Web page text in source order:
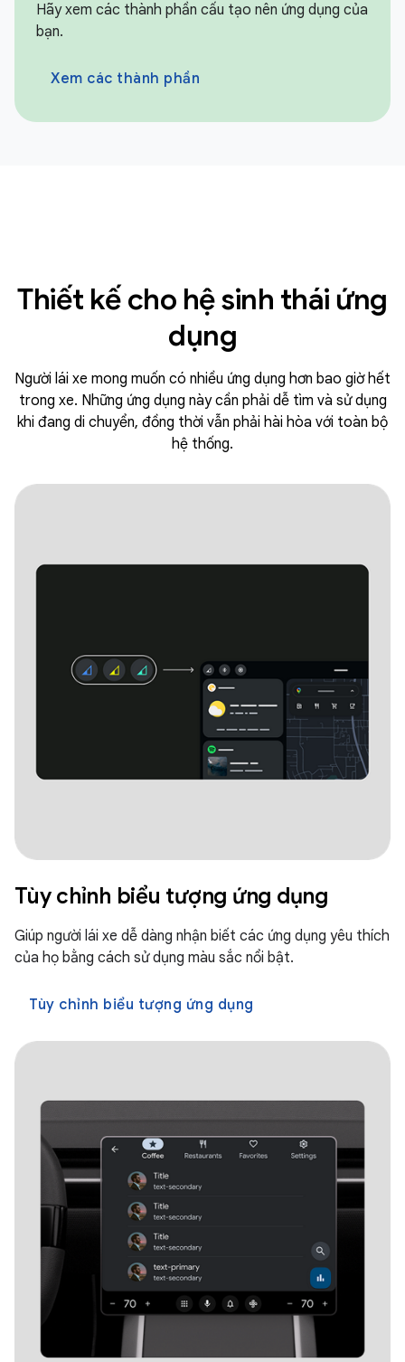
Hãy xem các thành phần cấu tạo nên ứng dụng của
bạn.
Xem các thành phần
Thiết kế cho hệ sinh thái ứng
dụng
Người lái xe mong muốn có nhiều ứng dụng hơn bao giờ hết
trong xe. Những ứng dụng này cần phải dễ tìm và sử dụng
khi đang di chuyển, đồng thời vẫn phải hài hòa với toàn bộ
hệ thống.
Tùy chỉnh biểu tượng ứng dụng
Giúp người lái xe dễ dàng nhận biết các ứng dụng yêu thích
của họ bằng cách sử dụng màu sắc nổi bật.
Tùy chỉnh biểu tượng ứng dụng